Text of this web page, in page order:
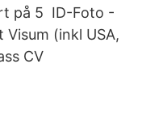
på 5 ID-Foto -
(inkl USA,
CV